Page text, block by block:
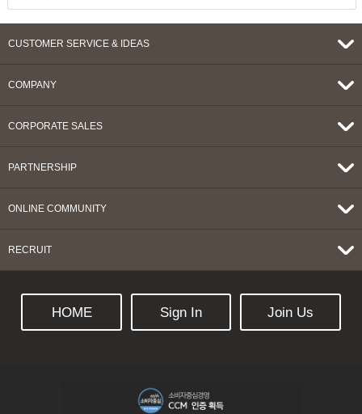
CUSTOMER SERVICE & IDEAS
COMPANY
CORPORATE SALES
PARTNERSHIP
ONLINE COMMUNITY
RECRUIT
HOME Sign In Join Us